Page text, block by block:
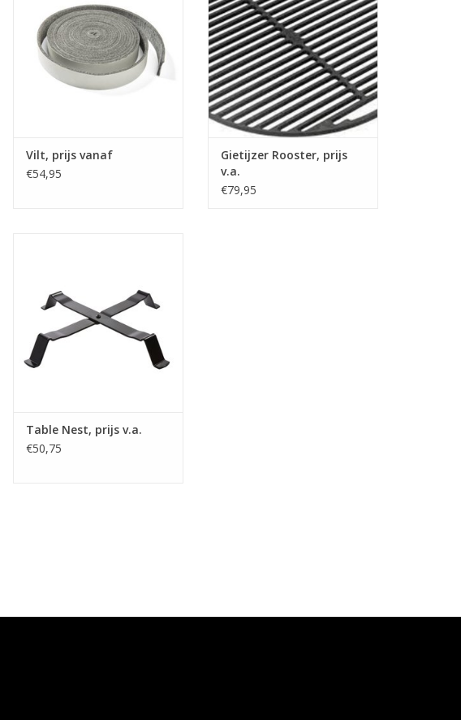
Vilt, prijs vanaf
€54,95
TOEVOEGEN AAN WINKELWAGEN
Gietijzer Rooster, prijs
v.a.
€79,95
Table Nest, prijs v.a.
€50,75